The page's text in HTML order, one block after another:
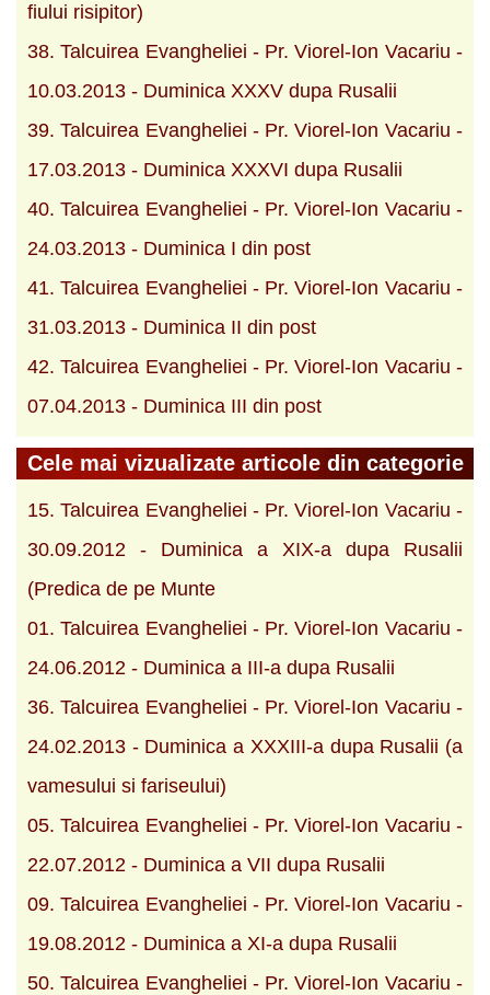
fiului risipitor)
38. Talcuirea Evangheliei - Pr. Viorel-Ion Vacariu -
10.03.2013 - Duminica XXXV dupa Rusalii
39. Talcuirea Evangheliei - Pr. Viorel-Ion Vacariu -
17.03.2013 - Duminica XXXVI dupa Rusalii
40. Talcuirea Evangheliei - Pr. Viorel-Ion Vacariu -
24.03.2013 - Duminica I din post
41. Talcuirea Evangheliei - Pr. Viorel-Ion Vacariu -
31.03.2013 - Duminica II din post
42. Talcuirea Evangheliei - Pr. Viorel-Ion Vacariu -
07.04.2013 - Duminica III din post
Cele mai vizualizate articole din categorie
15. Talcuirea Evangheliei - Pr. Viorel-Ion Vacariu -
30.09.2012 - Duminica a XIX-a dupa Rusalii
(Predica de pe Munte
01. Talcuirea Evangheliei - Pr. Viorel-Ion Vacariu -
24.06.2012 - Duminica a III-a dupa Rusalii
36. Talcuirea Evangheliei - Pr. Viorel-Ion Vacariu -
24.02.2013 - Duminica a XXXIII-a dupa Rusalii (a
vamesului si fariseului)
05. Talcuirea Evangheliei - Pr. Viorel-Ion Vacariu -
22.07.2012 - Duminica a VII dupa Rusalii
09. Talcuirea Evangheliei - Pr. Viorel-Ion Vacariu -
19.08.2012 - Duminica a XI-a dupa Rusalii
50. Talcuirea Evangheliei - Pr. Viorel-Ion Vacariu -